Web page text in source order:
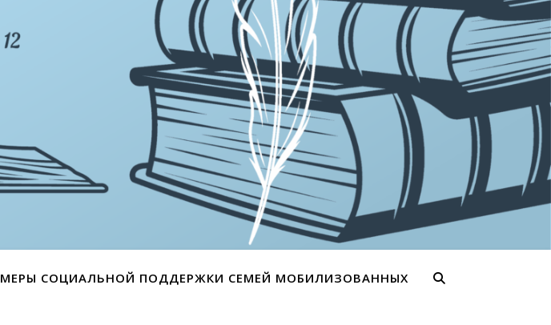
МЕРЫ СОЦИАЛЬНОЙ ПОДДЕРЖКИ СЕМЕЙ МОБИЛИЗОВАННЫХ